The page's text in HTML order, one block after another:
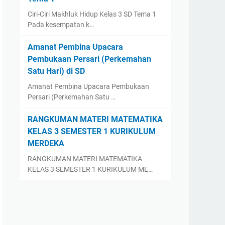
Ciri-Ciri Makhluk Hidup Kelas 3 SD Tema 1
Pada kesempatan k…
Amanat Pembina Upacara
Pembukaan Persari (Perkemahan
Satu Hari) di SD
Amanat Pembina Upacara Pembukaan
Persari (Perkemahan Satu …
RANGKUMAN MATERI MATEMATIKA
KELAS 3 SEMESTER 1 KURIKULUM
MERDEKA
RANGKUMAN MATERI MATEMATIKA
KELAS 3 SEMESTER 1 KURIKULUM ME…